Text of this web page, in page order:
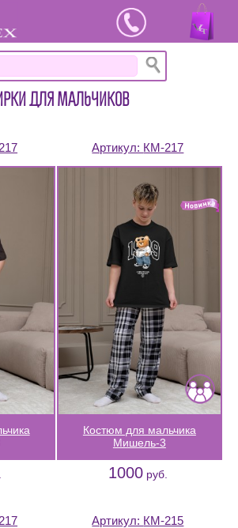
ДЛЯ МАЛЬЧИКОВ
Артикул: КМ-217
Костюм для мальчика
Мишель-3
1000руб.
Артикул: КМ-215